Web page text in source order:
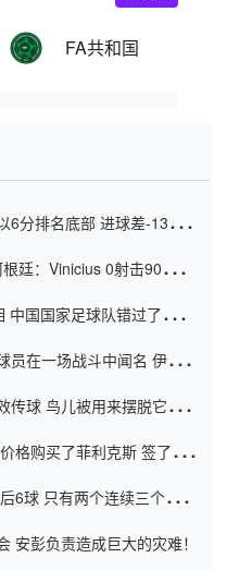
FA共和国
分排名底部 进球差-13令人
廷：Vinicius 0射击90分钟
国国家足球队错过了世界
在一场战斗中闻名 伊万放
传球 鸟儿被用来摆脱它
格购买了菲利克斯 签了7年
6球 只有两个连续三个连续
安彭负责造成巨大的灾难！